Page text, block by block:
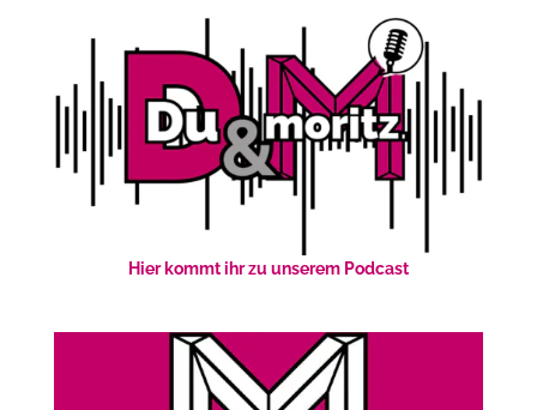
Hier kommt ihr zu unserem Podcast